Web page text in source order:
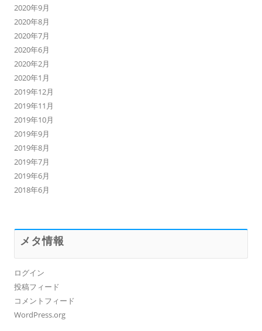
2020年9月
2020年8月
2020年7月
2020年6月
2020年2月
2020年1月
2019年12月
2019年11月
2019年10月
2019年9月
2019年8月
2019年7月
2019年6月
2018年6月
メタ情報
ログイン
投稿フィード
コメントフィード
WordPress.org